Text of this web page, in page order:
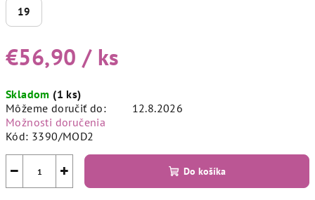
19
€56,90 / ks
cena:
Skladom (1 ks)
Môžeme doručiť do:
12.8.2026
Možnosti doručenia
Kód: 3390/MOD2
+
− Do košíka